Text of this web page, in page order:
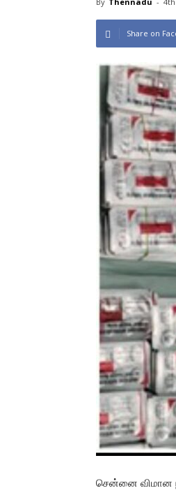
Share on
சென்னை விமான